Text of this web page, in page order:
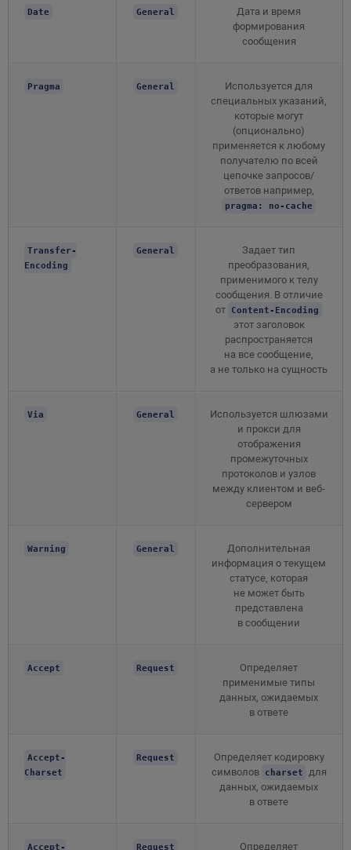
Date General
Дата и время
формирования
сообщения
Pragma General
Используется для
специальных указаний,
которые могут
(опционально)
применяется к любому
получателю по всей
цепочке запросов/
ответов например,
pragma: no-cache
Transfer-
Encoding
General
Задает тип
преобразования,
применимого к телу
сообщения. В отличие
от Content-Encoding
этот заголовок
распространяется
на все сообщение,
а не только на сущность
Via General
Используется шлюзами
и прокси для
отображения
промежуточных
протоколов и узлов
между клиентом и веб-
сервером
Warning General
Дополнительная
информация о текущем
статусе, которая
не может быть
представлена
в сообщении
Accept Request
Определяет
применимые типы
данных, ожидаемых
в ответе
Accept-
Charset
Request
Определяет кодировку
символов charset
для
данных, ожидаемых
в ответе
Accept- Request Определяет